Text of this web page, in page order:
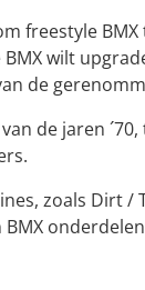
freestyle
wilt
de
de jaren
zoals Dirt